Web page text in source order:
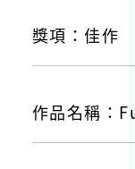
獎項：佳作
作品名稱：